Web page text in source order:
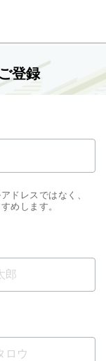
登録
ドレスではなく、
めします。